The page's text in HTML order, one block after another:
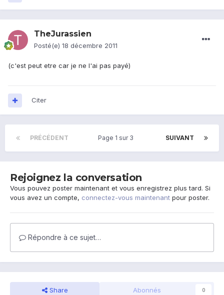
TheJurassien
Posté(e) 18 décembre 2011
(c'est peut etre car je ne l'ai pas payé)
Citer
PRÉCÉDENT SUIVANT
Page 1 sur 3
Rejoignez la conversation
Vous pouvez poster maintenant et vous enregistrez plus tard. Si
vous avez un compte, connectez-vous maintenant pour poster.
Répondre à ce sujet…
Share Abonnés 0